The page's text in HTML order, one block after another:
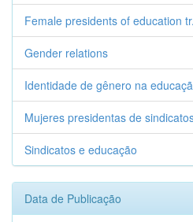
Female presidents of education
Gender relations
Identidade de gênero na
Mujeres presidentas de
Sindicatos e educação
Data de Publicação